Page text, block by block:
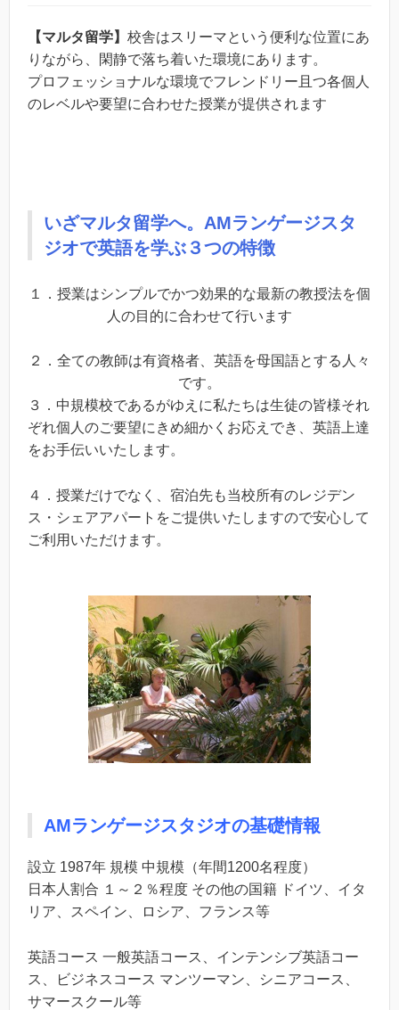
【マルタ留学】 校舎はスリーマという便利な位置にあ
りながら、閑静で落ち着いた環境にあります。
プロフェッショナルな環境でフレンドリー且つ各個人
のレベルや要望に合わせた授業が提供されます
いざマルタ留学へ。AMランゲージスタ
ジオで英語を学ぶ３つの特徴
１．授業はシンプルでかつ効果的な最新の教授法を個
人の目的に合わせて行います
２．全ての教師は有資格者、英語を母国語とする人々
です。
３．中規模校であるがゆえに私たちは生徒の皆様それ
ぞれ個人のご要望にきめ細かくお応えでき、英語上達
をお手伝いいたします。
４．授業だけでなく、宿泊先も当校所有のレジデン
ス・シェアアパートをご提供いたしますので安心して
ご利用いただけます。
AMランゲージスタジオの基礎情報
設立 1987年 規模 中規模（年間1200名程度）
日本人割合 １～２％程度 その他の国籍 ドイツ、イタ
リア、スペイン、ロシア、フランス等
英語コース 一般英語コース、インテンシブ英語コー
ス、ビジネスコース マンツーマン、シニアコース、
サマースクール等